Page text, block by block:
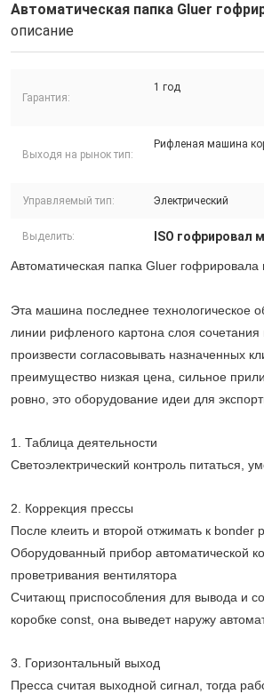
Автоматическая папка Gluer
описание
Гарантия:
1 год
Выходя на рынок тип:
Рифленая машина
Управляемый тип: Электрический
Выделить: ISO гофрировал
Автоматическая папка Gluer
Эта машина последнее технологическое
линии рифленого картона слоя
произвести согласовывать назначенных
преимущество низкая цена, сильное
ровно, это оборудование идеи для
1. Таблица деятельности
Светоэлектрический контроль питаться,
2. Коррекция прессы
После клеить и второй отжимать к bonder
Оборудованный прибор автоматической
проветривания вентилятора
Считающ приспособления для вывода и
коробке const, она выведет наружу
3. Горизонтальный выход
Пресса считая выходной сигнал, тогда